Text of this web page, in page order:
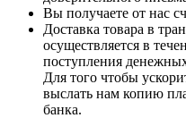
Вы получаете от нас
Доставка товара в
осуществляется в
поступления
Для того чтобы
выслать нам копию
банка.